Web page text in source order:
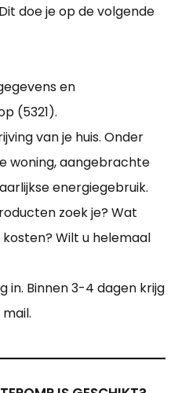
doe je op de volgende
en
(5321).
van je huis. Onder
woning, aangebrachte
energiegebruik.
zoek je? Wat
Wilt u helemaal
in. Binnen 3-4 dagen krijg